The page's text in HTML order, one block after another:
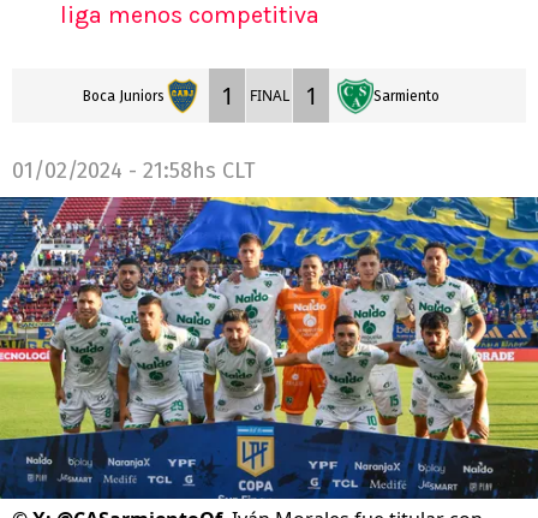
liga menos competitiva
Boca Juniors 1 FINAL 1 Sarmiento
01/02/2024 - 21:58hs CLT